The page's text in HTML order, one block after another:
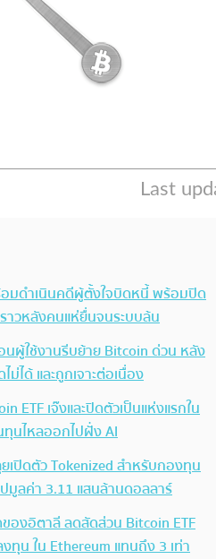
อมดำเนินคดีผู้ตั้งใจบิดหนี้ พร้อมปิด
าวหลังคนแห่ยื่นจนระบบล้น
นผู้ใช้งานรีบย้าย Bitcoin ด่วน หลัง
ม่ได้ และถูกเจาะต่อเนื่อง
ETF เจ๊งและปิดตัวเป็นแห่งแรกใน
ทุนไหลออกไปฝั่ง AI
เปิดตัว Tokenized สำหรับกองทุน
มูลค่า 3.11 แสนล้านดอลลาร์
องอิตาลี ลดสัดส่วน Bitcoin ETF
ทุน ใน Ethereum แทนถึง 3 เท่า